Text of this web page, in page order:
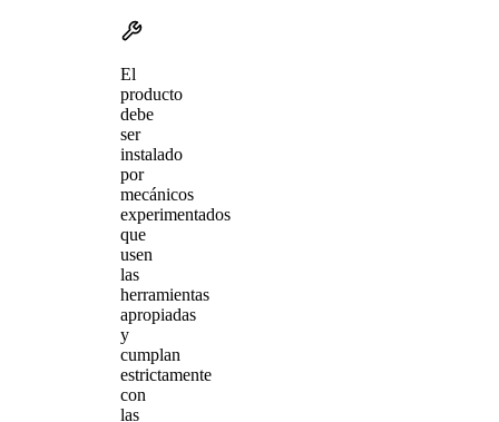
El
producto
debe
ser
instalado
por
mecánicos
experimentados
que
usen
las
herramientas
apropiadas
y
cumplan
estrictamente
con
las